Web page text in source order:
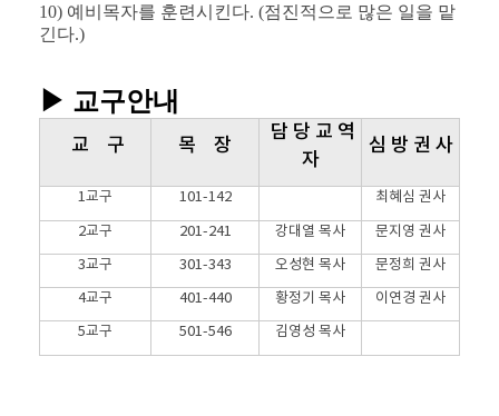
10) 예비목자를 훈련시킨다. (점진적으로 많은 일을 맡
긴다.)
▶ 교구안내
교 구 목 장
담 당 교 역
자
심 방 권 사
1교구 101-142 최혜심 권사
2교구 201-241 강대열 목사
문지영 권사
3교구
301-343 오성현 목사
문정희 권사
4교구
401-440 황정기 목사
이연경 권사
5교구
501-546 김영성 목사